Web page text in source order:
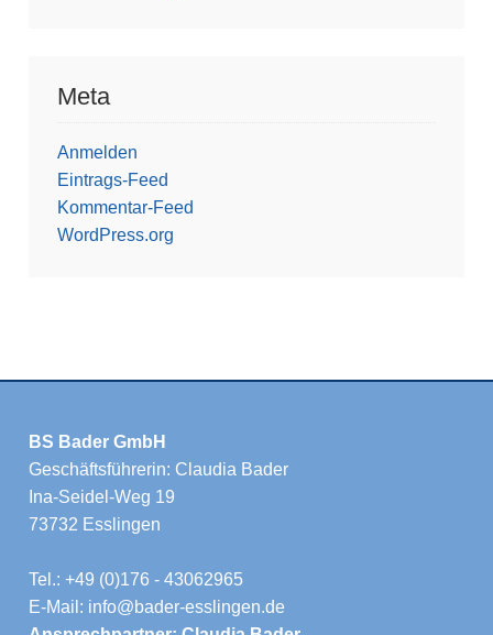
Meta
Anmelden
Eintrags-Feed
Kommentar-Feed
WordPress.org
BS Bader GmbH
Geschäftsführerin: Claudia Bader
Ina-Seidel-Weg 19
73732 Esslingen
Tel.: +49 (0)176 - 43062965
E-Mail: info@bader-esslingen.de